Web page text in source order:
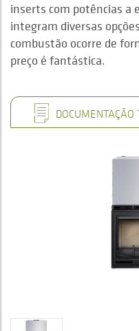
inserts com potências a
integram diversas
combustão ocorre de
preço é fantástica.
DOCUMENTAÇÃO